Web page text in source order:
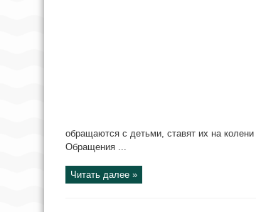
обращаются с детьми, ставят их на
Обращения ...
Читать далее »